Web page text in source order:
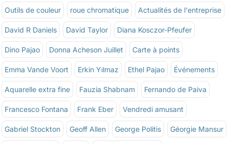
Outils de couleur roue chromatique Actualités de l'entreprise
David R Daniels David Taylor Diana Kosczor-Pfeufer
Dino Pajao Donna Acheson Juillet Carte à points
Emma Vande Voort Erkin Yılmaz Ethel Pajao Événements
Aquarelle extra fine Fauzia Shabnam Fernando de Paiva
Francesco Fontana Frank Eber Vendredi amusant
Gabriel Stockton Geoff Allen George Politis Géorgie Mansur